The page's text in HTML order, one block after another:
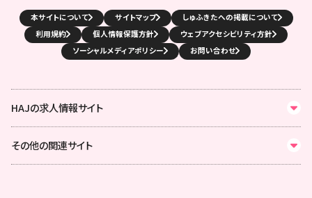
本サイトについて サイトマップ
しゅふきたへの掲載について
利用規約
個人情報保護方針
ウェブアクセシビリティ方針
ソーシャルメディアポリシー
お問い合わせ
HAJの求人情報サイト
その他の関連サイト